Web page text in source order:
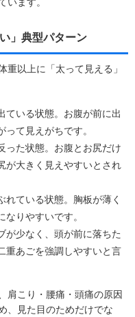
」典型パターン
以上に「太って見える」
ている状態。お腹が前に出
て見えがちです。
った状態。お腹とお尻だけ
が大きく見えやすいとされ
れている状態。胸板が薄く
りやすいです。
が少なく、頭が前に落ちた
重あごを強調しやすいと言
肩こり・腰痛・頭痛の原因
、見た目のためだけでな